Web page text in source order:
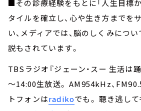
■その診療経験をもとに「人生目標
タイルを確立し、心や生き方までを
い、メディアでは、脳のしくみにつ
説もされています。
TBSラジオ『ジェーン・スー 生活は
～14:00生放送。 AM954kHz、
トフォンはradikoでも。 聴き逃し